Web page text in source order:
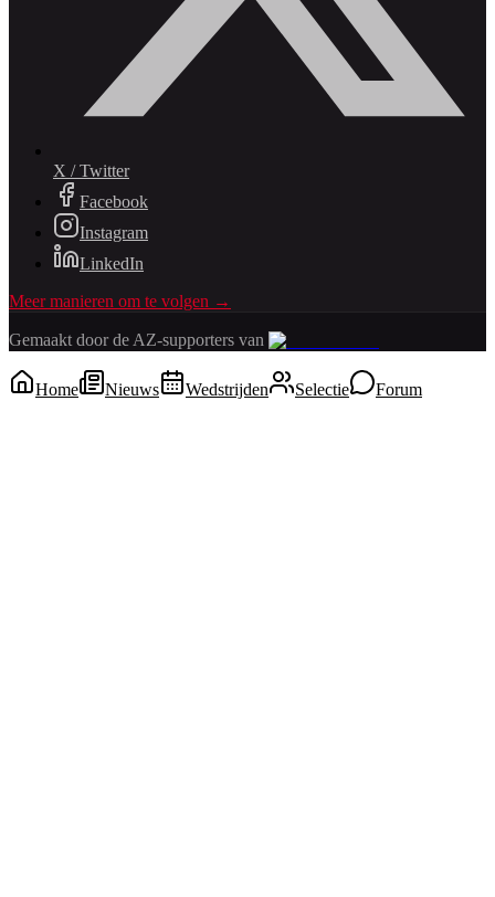
X / Twitter
Facebook
Instagram
LinkedIn
Meer manieren om te volgen →
Gemaakt door de AZ-supporters van
Home Nieuws Wedstrijden Selectie Forum